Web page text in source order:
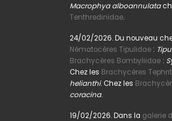
Macrophya alboannulata
Tenthredinidae.
24/02/2026. Du nouveau
Nématocères Tipulidae :
Brachycères Bombyliidae :
Chez les Brachycères
helianthi. Chez les
coracina.
19/02/2026. Dans la galerie